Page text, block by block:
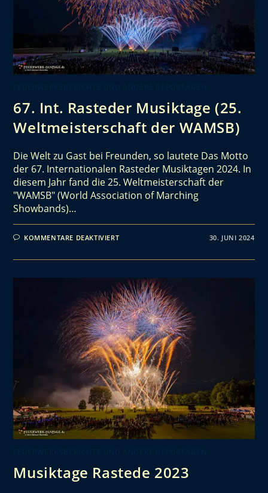
67. Int. Rasteder Musiktage (25.
Weltmeisterschaft der WAMSB)
Die Welt zu Gast bei Freunden, so lautete Das Motto
der 67. Internationalen Rasteder Musiktagen 2024. In
diesem Jahr fand die 25. Weltmeisterschaft der
"WAMSB" (World Association of Marching
Showbands)…
KOMMENTARE DEAKTIVIERT 30. JUNI 2024
Musiktage Rastede 2023